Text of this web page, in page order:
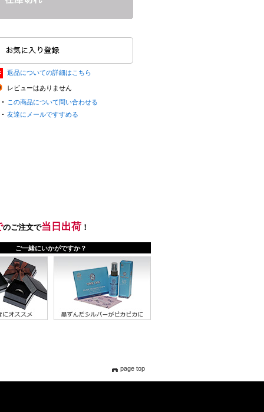
返品についての詳細はこちら
レビューはありません
この商品について問い合わせる
友達にメールですすめる
page top